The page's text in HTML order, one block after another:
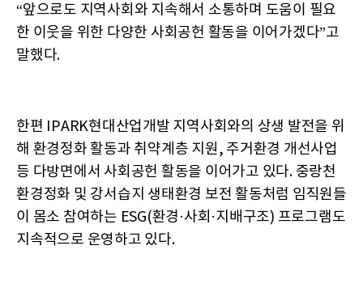
“앞으로도 지역사회와 지속해서 소통하며 도움이 필요
한 이웃을 위한 다양한 사회공헌 활동을 이어가겠다”고
말했다.
한편 IPARK현대산업개발 지역사회와의 상생 발전을 위
해 환경정화 활동과 취약계층 지원, 주거환경 개선사업
등 다방면에서 사회공헌 활동을 이어가고 있다. 중랑천
환경정화 및 강서습지 생태환경 보전 활동처럼 임직원들
이 몸소 참여하는 ESG(환경·사회·지배구조) 프로그램도
지속적으로 운영하고 있다.